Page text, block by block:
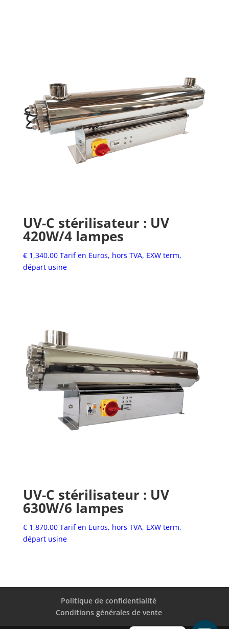
UV-C stérilisateur : UV
420W/4 lampes
€1,340.00 Tarif en Euros, hors TVA, EXW term,
départ usine
UV-C stérilisateur : UV
630W/6 lampes
€1,870.00 Tarif en Euros, hors TVA, EXW term,
départ usine
Politique de confidentialité
Conditions générales de vente